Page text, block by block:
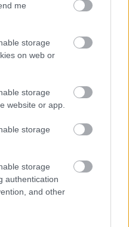
me
storage
on web or
storage
website or app.
storage
storage
authentication
and other
de noapte. Un
date de la 1455 de
ani, iar rezultatul a
a somnului și
de inimă. Dacă dormi